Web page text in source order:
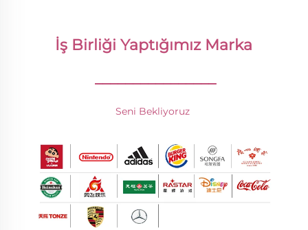
İş Birliği Yaptığımız Marka
________________
Seni Bekliyoruz